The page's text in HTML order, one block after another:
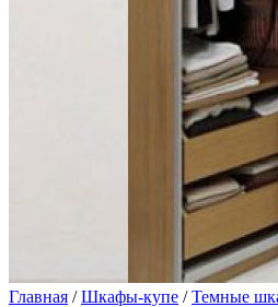
Главная /Шкафы-купе /Темные